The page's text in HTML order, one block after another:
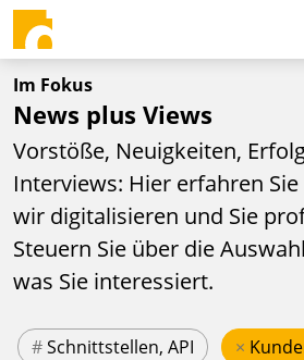
Im Fokus
News plus Views
Vorstöße, Neuigkeiten,
Interviews: Hier erfahren
wir digitalisieren und Sie
Steuern Sie über die
was Sie interessiert.
#Schnittstellen, API ×